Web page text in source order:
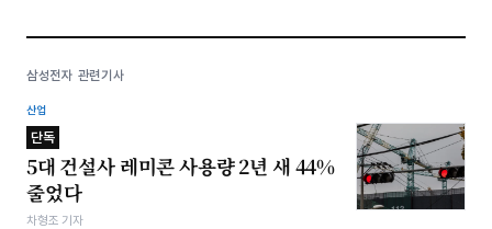
삼성전자 관련기사
산업
단독
5대 건설사 레미콘 사용량 2년 새 44%
줄었다
차형조 기자